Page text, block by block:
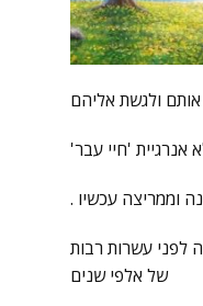
ולגשת אליהם
אנרגיית 'חיי עבר'
וממריצה עכשיו .
לפני עשרות רבות
של אלפי שנים